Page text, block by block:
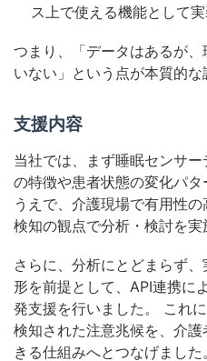
ス上で使える機能として
つまり、「データはあるが
いない」という点が本質的な
支援内容
当社では、まず睡眠センサ
の特徴や患者状態の変化パ
うえで、介護現場で有用性
検知の観点で分析・検討を実
さらに、分析にとどまらず
形を前提として、API連携に
発支援を行いました。 これ
検知された注意兆候を、介
きる仕組みへとつなげました。